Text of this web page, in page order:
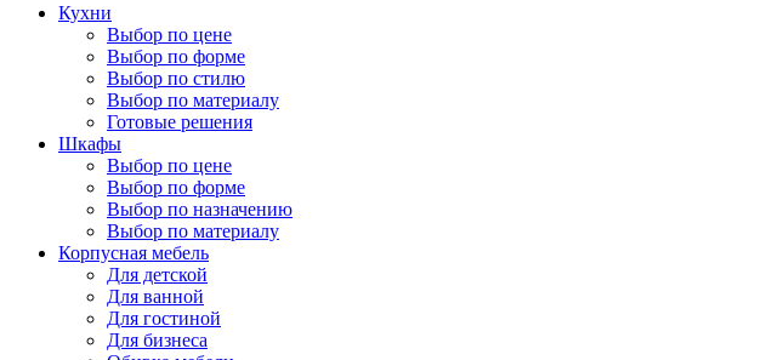
Кухни
Выбор по цене
Выбор по форме
Выбор по стилю
Выбор по материалу
Готовые решения
Шкафы
Выбор по цене
Выбор по форме
Выбор по назначению
Выбор по материалу
Корпусная мебель
Для детской
Для ванной
Для гостиной
Для бизнеса